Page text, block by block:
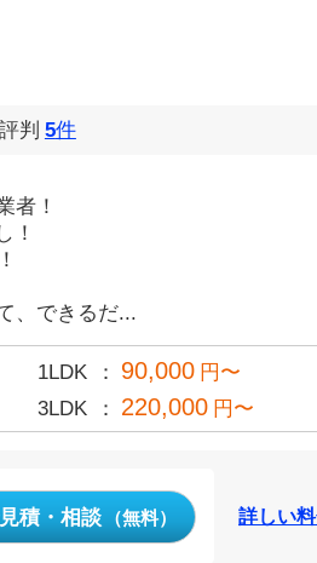
判 5件
者！
！
、できるだ...
1LDK 90,000 円〜
3LDK 220,000 円〜
積・相談 （無料） 詳しい